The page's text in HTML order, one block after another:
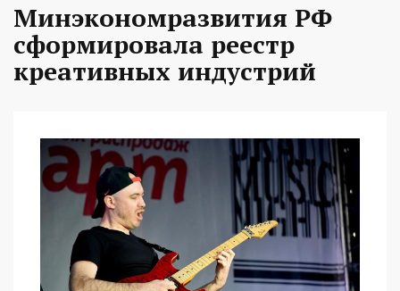
Минэкономразвития РФ
сформировала реестр
креативных индустрий